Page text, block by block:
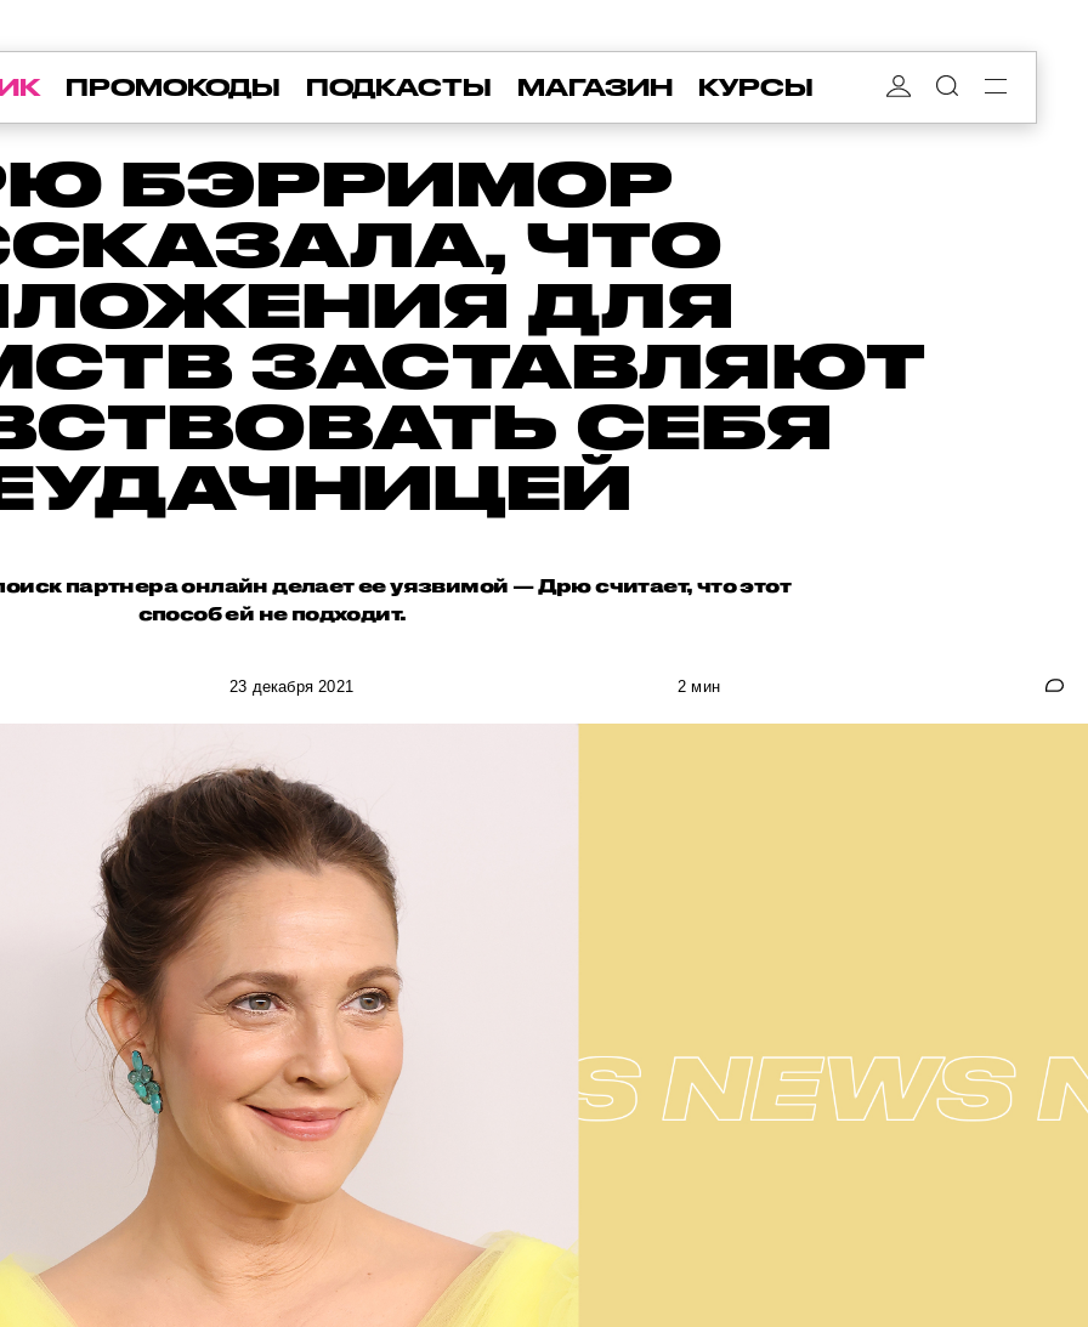
ПРОМОКОДЫ ПОДКАСТЫ МАГАЗИН КУРСЫ
БЭРРИМОР
ЧТО
ДЛЯ
ЗАСТАВЛЯЮТ
СЕБЯ
партнера онлайн делает ее уязвимой — Дрю считает, что этот
способ ей не подходит.
23 декабря 2021 2 мин